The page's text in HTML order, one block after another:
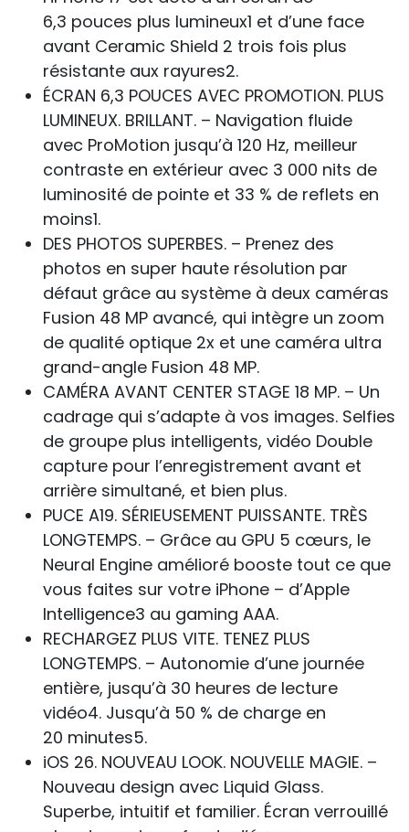
6,3 pouces plus lumineux1 et d’une face
avant Ceramic Shield 2 trois fois plus
résistante aux rayures2.
ÉCRAN 6,3 POUCES AVEC PROMOTION. PLUS
LUMINEUX. BRILLANT. – Navigation fluide
avec ProMotion jusqu’à 120 Hz, meilleur
contraste en extérieur avec 3 000 nits de
luminosité de pointe et 33 % de reflets en
moins1.
DES PHOTOS SUPERBES. – Prenez des
photos en super haute résolution par
défaut grâce au système à deux caméras
Fusion 48 MP avancé, qui intègre un zoom
de qualité optique 2x et une caméra ultra
grand-angle Fusion 48 MP.
CAMÉRA AVANT CENTER STAGE 18 MP. – Un
cadrage qui s’adapte à vos images. Selfies
de groupe plus intelligents, vidéo Double
capture pour l’enregistrement avant et
arrière simultané, et bien plus.
PUCE A19. SÉRIEUSEMENT PUISSANTE. TRÈS
LONGTEMPS. – Grâce au GPU 5 cœurs, le
Neural Engine amélioré booste tout ce que
vous faites sur votre iPhone – d’Apple
Intelligence3 au gaming AAA.
RECHARGEZ PLUS VITE. TENEZ PLUS
LONGTEMPS. – Autonomie d’une journée
entière, jusqu’à 30 heures de lecture
vidéo4. Jusqu’à 50 % de charge en
20 minutes5.
iOS 26. NOUVEAU LOOK. NOUVELLE MAGIE. –
Nouveau design avec Liquid Glass.
Superbe, intuitif et familier. Écran verrouillé